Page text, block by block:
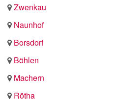
Zwenkau
Naunhof
Borsdorf
Böhlen
Machern
Rötha